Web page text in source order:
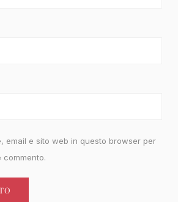
email e sito web in questo browser per
commento.